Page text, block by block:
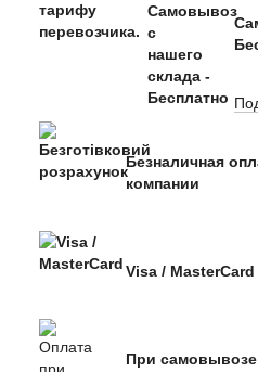
Безналичная
компании
Visa / MasterCard
При самовывозе